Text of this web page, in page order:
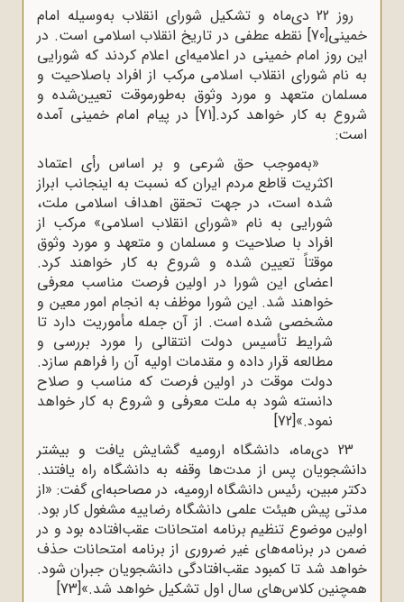
روز 22 دی‌ماه و تشکیل شورای انقلاب به‌وسیله امام
خمینی[70]
نقطه عطفی در تاریخ انقلاب اسلامی است. در
این روز امام خمینی در اعلامیه‌ای اعلام کردند که شورایی
به نام شورای انقلاب اسلامی مرکب از افراد باصلاحیت و
مسلمان متعهد و مورد وثوق به‌طورموقت تعیین‌شده و
شروع به کار خواهد کرد.[71]
در پیام امام خمینی آمده
است:
«به‌موجب حق شرعی و بر اساس رأی اعتماد
اکثریت قاطع مردم ایران که نسبت به اینجانب ابراز
شده است، در جهت تحقق اهداف اسلامی ملت،
شورایی به نام «شورای انقلاب اسلامی» مرکب از
افراد با صلاحیت و مسلمان و متعهد و مورد وثوق
موقتاً تعیین شده و شروع به کار خواهند کرد.
اعضای این شورا در اولین فرصت مناسب معرفی
خواهند شد. این شورا موظف به انجام امور معین و
مشخصی شده است. از آن جمله مأموریت دارد تا
شرایط تأسیس دولت انتقالی را مورد بررسی و
مطالعه قرار داده و مقدمات اولیه آن را فراهم سازد.
دولت موقت در اولین فرصت که مناسب و صلاح
دانسته شود به ملت معرفی و شروع به کار خواهد
نمود.»[72]
23 دی‌ماه، دانشگاه ارومیه گشایش یافت و بیشتر
دانشجویان پس از مدت‌ها وقفه به دانشگاه راه یافتند.
دکتر مبین، رئیس دانشگاه ارومیه، در مصاحبه‌ای گفت: «از
مدتی پیش هیئت علمی دانشگاه رضاییه مشغول کار بود.
اولین موضوع تنظیم برنامه امتحانات عقب‌افتاده بود و در
ضمن در برنامه‌های غیر ضروری از برنامه امتحانات حذف
خواهد شد تا کمبود عقب‌افتادگی دانشجویان جبران شود.
همچنین کلاس‌های سال اول تشکیل خواهد شد.»[73]